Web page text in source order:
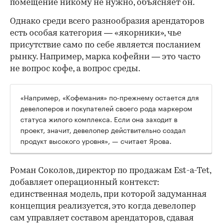
помещение никому не нужно, объясняет он.
Однако среди всего разнообразия арендаторов
есть особая категория — «якорники», чье
присутствие само по себе является посланием
рынку. Например, марка кофейни — это часто
не вопрос кофе, а вопрос среды.
«Например, «Кофемания» по-прежнему остается для
девелоперов и покупателей своего рода маркером
статуса жилого комплекса. Если она заходит в
проект, значит, девелопер действительно создал
продукт высокого уровня», — считает Ярова.
Роман Соколов, директор по продажам Est-a-Tet,
добавляет операционный контекст:
единственная модель, при которой задуманная
концепция реализуется, это когда девелопер
сам управляет составом арендаторов, сдавая